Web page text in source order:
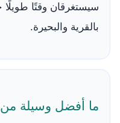
سيستغرقان وقتًا
بالقرية والبحيرة.
ما أفضل وسيلة من